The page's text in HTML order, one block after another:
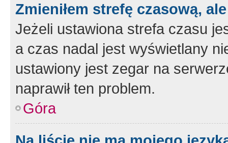
Zmieniłem strefę czasową,
Jeżeli ustawiona strefa czasu
a czas nadal jest wyświetlany
ustawiony jest zegar na
naprawił ten problem.
Góra